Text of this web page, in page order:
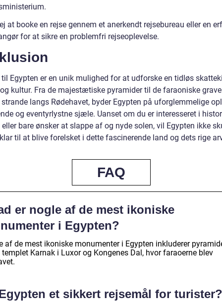
at booke en rejse gennem et anerkendt rejsebureau eller en
for at sikre en problemfri rejseoplevelse.
til Egypten er en unik mulighed for at udforske en tidløs
kultur. Fra de majestætiske pyramider til de faraoniske
langs Rødehavet, byder Egypten på uforglemmelige
og eventyrlystne sjæle. Uanset om du er interesseret i
bare ønsker at slappe af og nyde solen, vil Egypten ikke
til at blive forelsket i dette fascinerende land og dets rige
FAQ
er nogle af de mest ikoniske
i Egypten?
af de mest ikoniske monumenter i Egypten inkluderer
templet Karnak i Luxor og Kongenes Dal, hvor faraoerne blev
et sikkert rejsemål for turister?